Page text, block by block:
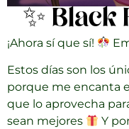
✨ Black
¡Ahora sí que sí!
Estos días son los
porque me encanta
que lo aprovecha
sean mejores
Y